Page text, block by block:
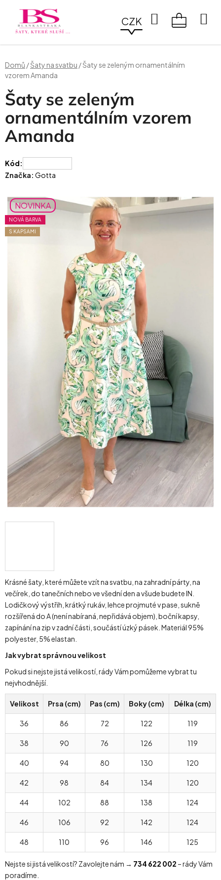
obsah
CZK
Hledat
Domů /Šaty na svatbu /Šaty se zeleným ornamentálním
vzorem Amanda
Krásné šaty, které můžete vzít na svatbu, na zahradní párty, na
večírek, do tanečních nebo ve všední den a všude budete IN.
Lodičkový výstřih, krátký rukáv, lehce projmuté v pase, sukně
rozšířená do A (není nabíraná, nepřidává objem), boční kapsy,
zapínání na zip v zadní části, součástí úzký pásek. Materiál 95%
polyester, 5% elastan.
Jak vybrat správnou velikost
Pokud si nejste jistá velikostí, rády Vám pomůžeme vybrat tu
nejvhodnější.
Velikost Prsa (cm) Pas (cm) Boky (cm) Délka (cm)
36 86 72 122 119
38 90 76 126 119
40 94 80 130 120
42 98 84 134 120
44 102 88 138 124
46 106 92 142 124
48 110 96 146 125
Nejste si jistá velikostí? Zavolejte nám → 734 622 002 – rády Vám
poradíme.
Šaty se zeleným
ornamentálním vzorem
Amanda
Kód:
Značka: Gotta
NOVINKA
NOVÁ BARVA
S KAPSAMI